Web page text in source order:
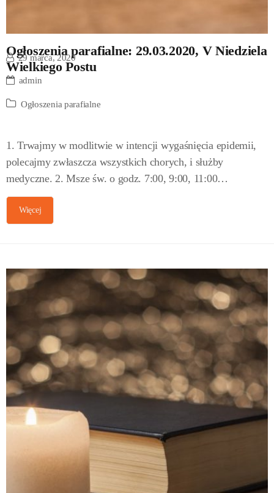
Ogłoszenia parafialne: 29.03.2020, V Niedziela
Wielkiego Postu
29 marca, 2020
admin
Ogłoszenia parafialne
1. Trwajmy w modlitwie w intencji wygaśnięcia epidemii,
polecajmy zwłaszcza wszystkich chorych, i służby
medyczne. 2. Msze św. o godz. 7:00, 9:00, 11:00…
Więcej